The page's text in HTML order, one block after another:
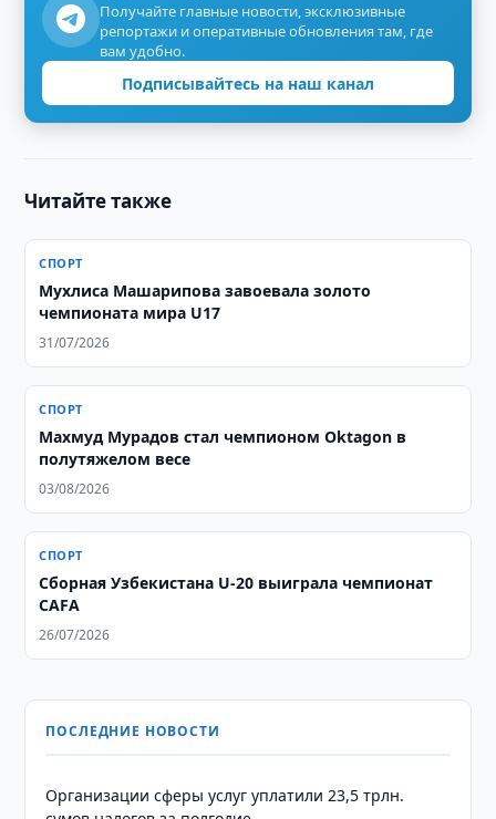
Получайте главные новости, эксклюзивные
репортажи и оперативные обновления там, где
вам удобно.
Подписывайтесь на наш канал
Читайте также
СПОРТ
Мухлиса Машарипова завоевала золото
чемпионата мира U17
31/07/2026
СПОРТ
Махмуд Мурадов стал чемпионом Oktagon в
полутяжелом весе
03/08/2026
СПОРТ
Сборная Узбекистана U-20 выиграла чемпионат
CAFA
26/07/2026
ПОСЛЕДНИЕ НОВОСТИ
Организации сферы услуг уплатили 23,5 трлн.